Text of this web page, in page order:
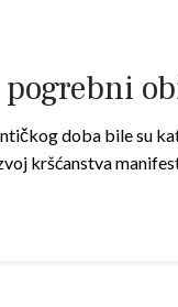
doba bile su
krš­ćanstva